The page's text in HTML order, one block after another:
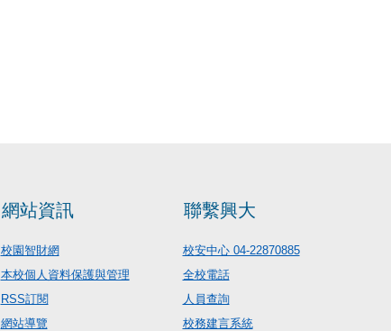
網站資訊
校園智財網
本校個人資料保護與管理
RSS訂閱
網站導覽
聯繫興大
校安中心 04-22870885
全校電話
人員查詢
校務建言系統